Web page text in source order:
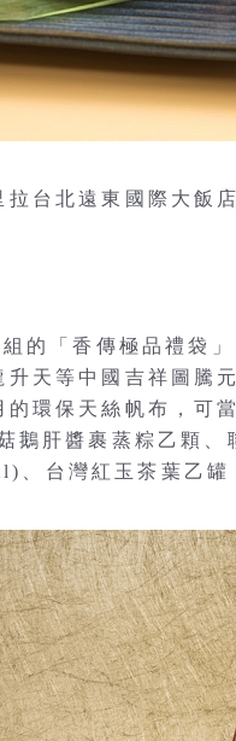
台北遠東國際大飯
的「香傳極品禮袋
天等中國吉祥圖騰
環保天絲帆布，可
鵝肝醬裹蒸粽乙顆
、台灣紅玉茶葉乙